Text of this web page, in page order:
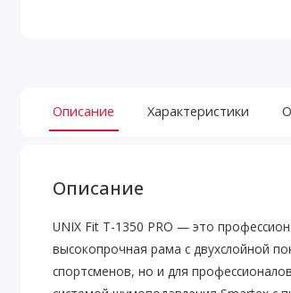
Описание Характеристики
Описание
UNIX Fit T-1350 PRO — это
высокопрочная рама с двухслойной
спортсменов, но и для